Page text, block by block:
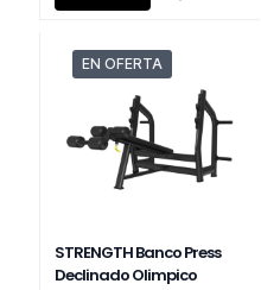
EN OFERTA
STRENGTH Banco Press
Declinado Olimpico